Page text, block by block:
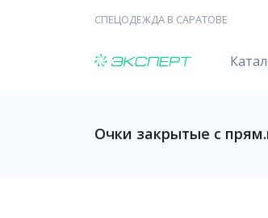
СПЕЦОДЕЖДА В САРАТОВЕ
Очки закрытые с